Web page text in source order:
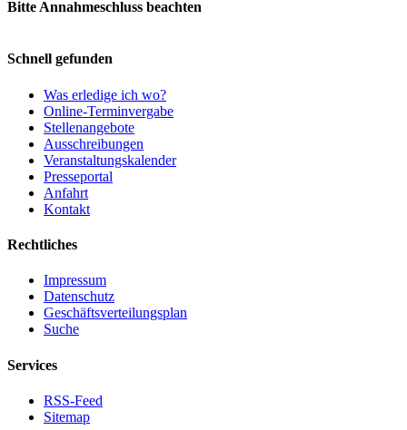
Bitte Annahmeschluss beachten
Schnell gefunden
Was erledige ich wo?
Online-Terminvergabe
Stellenangebote
Ausschreibungen
Veranstaltungskalender
Presseportal
Anfahrt
Kontakt
Rechtliches
Impressum
Datenschutz
Geschäftsverteilungsplan
Suche
Services
RSS-Feed
Sitemap